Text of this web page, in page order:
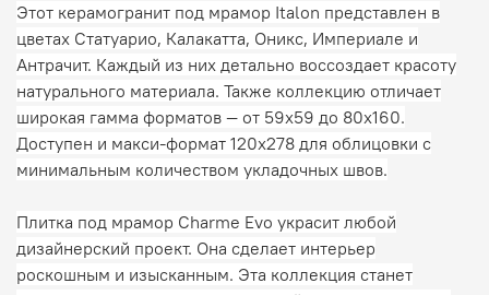
Этот керамогранит под мрамор Italon представлен в
цветах Статуарио, Калакатта, Оникс, Империале и
Антрачит. Каждый из них детально воссоздает красоту
натурального материала. Также коллекцию отличает
широкая гамма форматов — от 59х59 до 80х160.
Доступен и макси-формат 120х278 для облицовки с
минимальным количеством укладочных швов.
Плитка под мрамор Charme Evo украсит любой
дизайнерский проект. Она сделает интерьер
роскошным и изысканным. Эта коллекция станет